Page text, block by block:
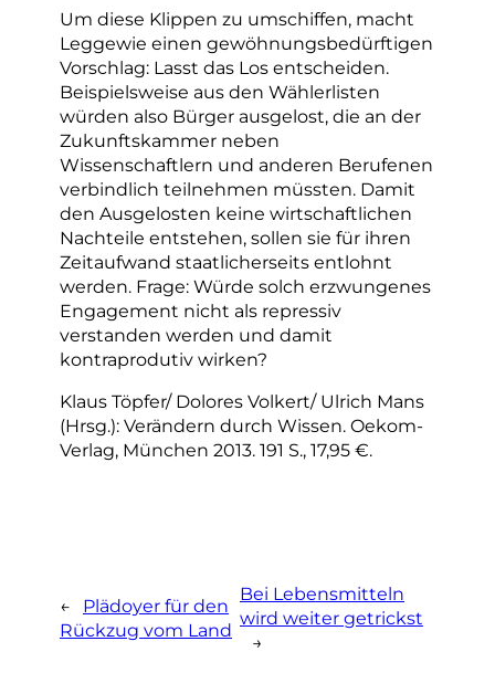
Um diese Klippen zu umschiffen, macht
Leggewie einen gewöhnungsbedürftigen
Vorschlag: Lasst das Los entscheiden.
Beispielsweise aus den Wählerlisten
würden also Bürger ausgelost, die an der
Zukunftskammer neben
Wissenschaftlern und anderen Berufenen
verbindlich teilnehmen müssten. Damit
den Ausgelosten keine wirtschaftlichen
Nachteile entstehen, sollen sie für ihren
Zeitaufwand staatlicherseits entlohnt
werden. Frage: Würde solch erzwungenes
Engagement nicht als repressiv
verstanden werden und damit
kontraprodutiv wirken?
Klaus Töpfer/ Dolores Volkert/ Ulrich Mans
(Hrsg.): Verändern durch Wissen. Oekom-
Verlag, München 2013. 191 S., 17,95 €.
←
Plädoyer für den
Rückzug vom Land
Bei Lebensmitteln
wird weiter getrickst
→